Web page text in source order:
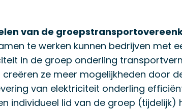
van de
te werken kunnen bedrijven met
in de groep onderling
creëren ze meer mogelijkheden door
van elektriciteit onderling
individueel lid van de groep